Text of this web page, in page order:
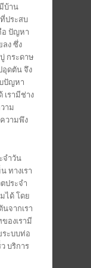
บ้าน
ประสบ
อ ปัญหา
ง ซึ่ง
กระดาษ
อุดตัน จึง
ปัญหา
เรามีช่าง
าม
วามพึง
จำวัน
ทางเรา
ประจำ
ได้ โดย
จากเรา
องเรามี
ระบบท่อ
บริการ